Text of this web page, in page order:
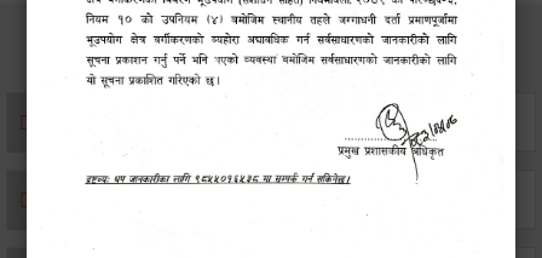
सेवाहरु